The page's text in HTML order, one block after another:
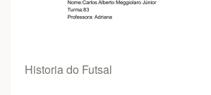
Historia do Futsal